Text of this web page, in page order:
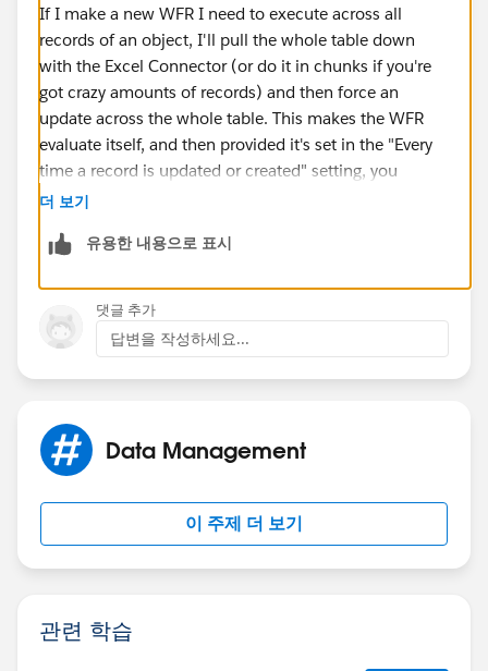
If I make a new WFR I need to execute across all
records of an object, I'll pull the whole table down
with the Excel Connector (or do it in chunks if you're
got crazy amounts of records) and then force an
update across the whole table. This makes the WFR
evaluate itself, and then provided it's set in the "Every
time a record is updated or created" setting, you
should be set going forward.
더 보기
유용한 내용으로 표시
댓글 추가
답변을 작성하세요...
Data Management
이 주제 더 보기
관련 학습